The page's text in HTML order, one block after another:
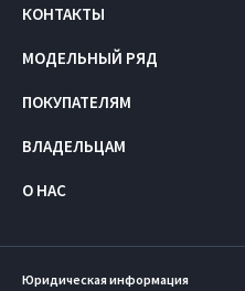
КОНТАКТЫ
МОДЕЛЬНЫЙ РЯД
ПОКУПАТЕЛЯМ
ВЛАДЕЛЬЦАМ
О НАС
Юридическая информация